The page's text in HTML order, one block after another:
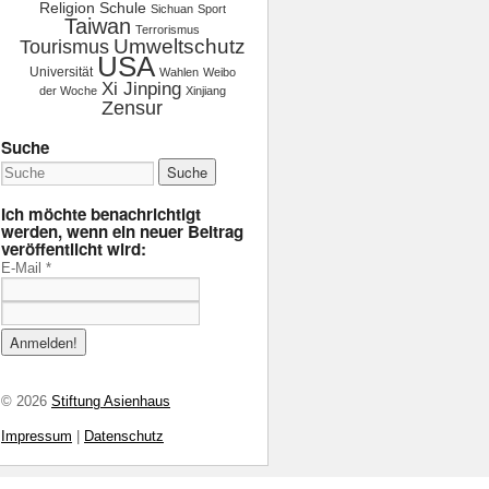
Religion Schule Sichuan Sport
Taiwan Terrorismus
Tourismus Umweltschutz
Universität USA Wahlen Weibo
der Woche Xi Jinping Xinjiang
Zensur
Suche
Ich möchte benachrichtigt
werden, wenn ein neuer Beitrag
veröffentlicht wird:
E-Mail *
© 2026 Stiftung Asienhaus
Impressum Datenschutz